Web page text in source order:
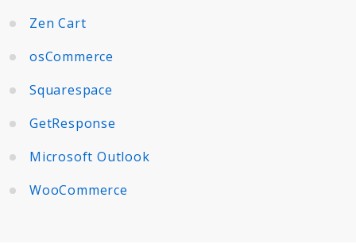
Zen Cart
osCommerce
Squarespace
GetResponse
Microsoft Outlook
WooCommerce